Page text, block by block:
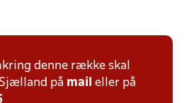
denne række skal
på mail eller på